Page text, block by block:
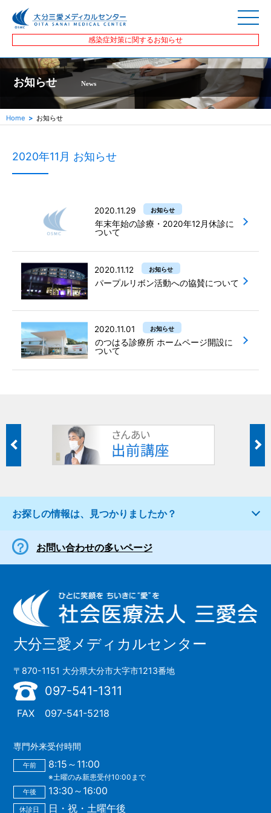
感染症対策に関するお知らせ
お知らせ News
Home お知らせ
2020年11月 お知らせ
2020.11.29 お知らせ
年末年始の診療・2020年12月休診に
ついて
2020.11.12 お知らせ
パープルリボン活動への協賛について
2020.11.01 お知らせ
のつはる診療所 ホームページ開設に
ついて
お探しの情報は、見つかりましたか？
お問い合わせの多いページ
大分三愛メディカルセンター
〒870-1151 大分県大分市大字市1213番地
097-541-1311
FAX 097-541-5218
専門外来受付時間
午前 8:15～11:00
※土曜のみ新患受付10:00まで
午後 13:30～16:00
休診日 日・祝・土曜午後